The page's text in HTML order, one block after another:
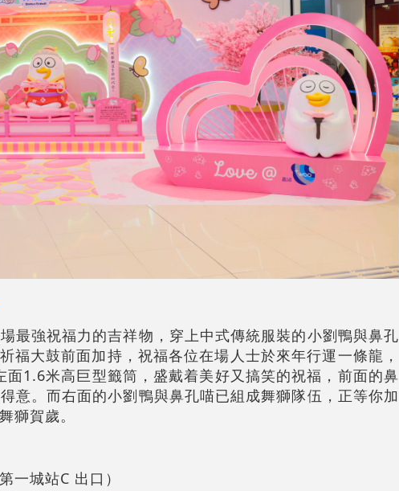
最強祝福力的吉祥物，穿上中式傳統服裝的小劉鴨與鼻孔
福大鼓前面加持，祝福各位在場人士於來年行運一條龍，
1.6米高巨型籤筒，盛戴着美好又搞笑的祝福，前面的鼻
意。而右面的小劉鴨與鼻孔喵已組成舞獅隊伍，正等你加
獅賀歲。
一城站C 出口）